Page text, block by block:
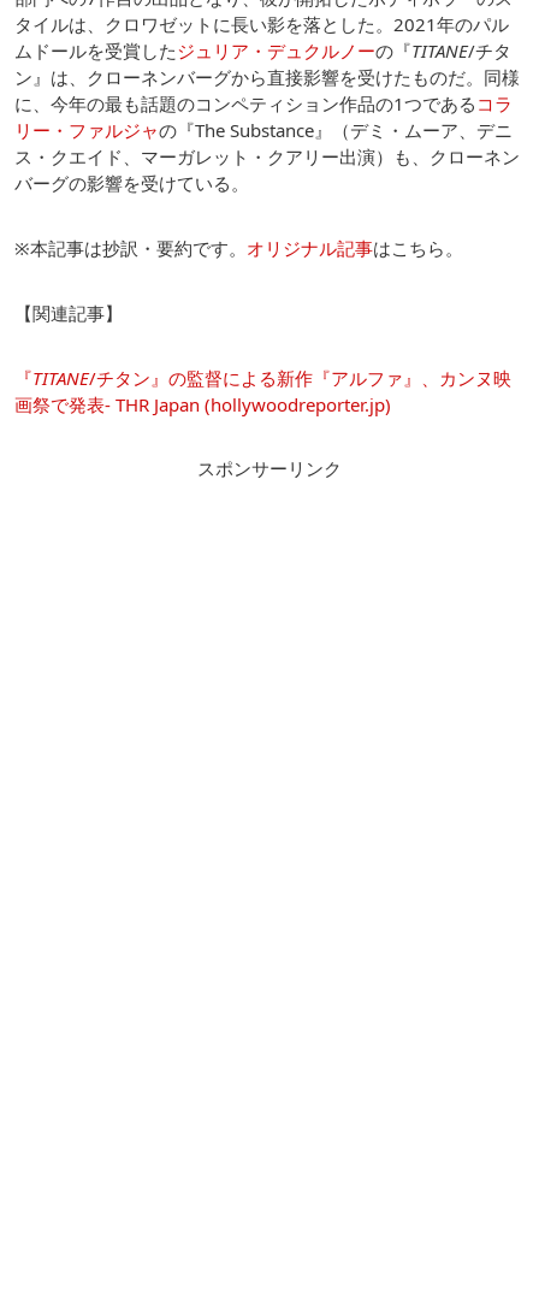
タイルは、クロワゼットに長い影を落とした。2021年のパル
ムドールを受賞したジュリア・デュクルノーの『TITANE/チタ
ン』は、クローネンバーグから直接影響を受けたものだ。同様
に、今年の最も話題のコンペティション作品の1つである コラ
リー・ファルジャの『The Substance』（デミ・ムーア、デニ
ス・クエイド、マーガレット・クアリー出演）も、クローネン
バーグの影響を受けている。
※本記事は抄訳・要約です。 オリジナル記事はこちら。
【関連記事】
『TITANE/チタン』の監督による新作『アルファ』、カンヌ映
画祭で発表- THR Japan (hollywoodreporter.jp)
スポンサーリンク